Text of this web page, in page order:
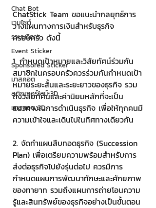
Chat Bot
เวบไซต์
รวมบริการ
Event Sticker
Sponsored Sticker
มาสคอต
สติกเกอร์ไลน์ 3D
มาสคอต 3D
ChatStick Team ขอแนะนำกลยุทธ์การ
วางแผนทางการเงินสำหรับธุรกิจ
ครอบครัว ดังนี้
1. กำหนดเป้าหมายและวิสัยทัศน์ร่วมกัน
สมาชิกในครอบครัวควรร่วมกันกำหนดเป้า
หมายระยะสั้นและระยะยาวของธุรกิจ รวม
ถึงวิสัยทัศน์และค่านิยมหลักที่จะเป็น
แนวทางในการดำเนินธุรกิจ เพื่อให้ทุกคนมี
ความเข้าใจและเดินไปในทิศทางเดียวกัน
2. จัดทำแผนสืบทอดธุรกิจ (Succession
Plan) เพื่อเตรียมความพร้อมสำหรับการ
ส่งต่อธุรกิจไปยังรุ่นต่อไป ควรมีการ
กำหนดแผนการพัฒนาทักษะและศักยภาพ
ของทายาท รวมถึงแผนการถ่ายโอนความ
รู้และสินทรัพย์ของธุรกิจอย่างเป็นขั้นตอน